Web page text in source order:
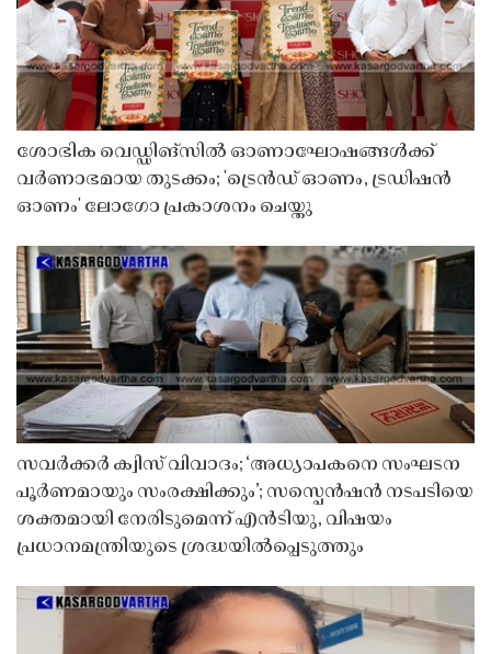
ശോഭിക വെഡ്ഡിങ്സിൽ ഓണാഘോഷങ്ങൾക്ക്
വർണാഭമായ തുടക്കം; 'ട്രെൻഡ് ഓണം, ട്രഡിഷൻ
ഓണം' ലോഗോ പ്രകാശനം ചെയ്തു
സവർക്കർ ക്വിസ് വിവാദം; ‘അധ്യാപകനെ സംഘടന
പൂർണമായും സംരക്ഷിക്കും’; സസ്പെൻഷൻ നടപടിയെ
ശക്തമായി നേരിടുമെന്ന് എൻടിയു, വിഷയം
പ്രധാനമന്ത്രിയുടെ ശ്രദ്ധയിൽപ്പെടുത്തും